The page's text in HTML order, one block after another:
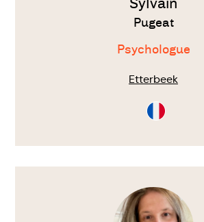
Sylvain
Pugeat
Psychologue
Etterbeek
Consultation
en
Voir